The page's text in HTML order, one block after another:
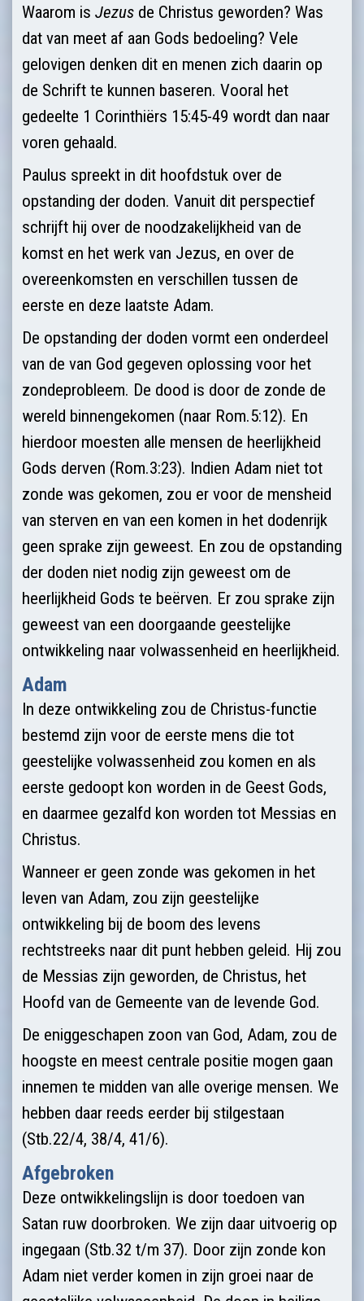
Waarom is Jezus de Christus geworden? Was
dat van meet af aan Gods bedoeling? Vele
gelovigen denken dit en menen zich daarin op
de Schrift te kunnen baseren. Vooral het
gedeelte 1 Corinthiërs 15:45-49 wordt dan naar
voren gehaald.
Paulus spreekt in dit hoofdstuk over de
opstanding der doden. Vanuit dit perspectief
schrijft hij over de noodzakelijkheid van de
komst en het werk van Jezus, en over de
overeenkomsten en verschillen tussen de
eerste en deze laatste Adam.
De opstanding der doden vormt een onderdeel
van de van God gegeven oplossing voor het
zondeprobleem. De dood is door de zonde de
wereld binnengekomen (naar Rom.5:12). En
hierdoor moesten alle mensen de heerlijk­heid
Gods derven (Rom.3:23). Indien Adam niet tot
zonde was gekomen, zou er voor de mensheid
van sterven en van een komen in het dodenrijk
geen sprake zijn geweest. En zou de opstanding
der doden niet nodig zijn geweest om de
heerlijkheid Gods te beërven. Er zou sprake zijn
geweest van een doorgaande geestelijke
ontwikkeling naar volwassen­heid en heerlijkheid.
Adam
In deze ontwikkeling zou de Christus-functie
bestemd zijn voor de eerste mens die tot
geestelijke volwassenheid zou komen en als
eerste gedoopt kon worden in de Geest Gods,
en daarmee gezalfd kon worden tot Messias en
Christus.
Wanneer er geen zonde was gekomen in het
leven van Adam, zou zijn geeste­lij­ke
ontwikkeling bij de boom des levens
rechtstreeks naar dit punt hebben geleid. Hij zou
de Messias zijn geworden, de Christus, het
Hoofd van de Gemeente van de levende God.
De eniggeschapen zoon van God, Adam, zou de
hoogste en meest centrale positie mogen gaan
innemen te midden van alle overige mensen. We
hebben daar reeds eerder bij stilgestaan
(Stb.22/4, 38/4, 41/6).
Afgebroken
Deze ontwikkelingslijn is door toedoen van
Satan ruw doorbroken. We zijn daar uitvoerig op
ingegaan (Stb.32 t/m 37). Door zijn zonde kon
Adam niet verder komen in zijn groei naar de